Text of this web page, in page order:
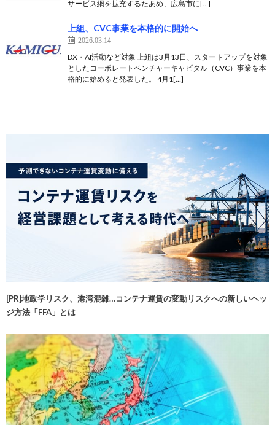
サービス網を拡充するたあめ、広島市に[…]
上組、CVC事業を本格的に開始へ
2026.03.14
DX・AI活動など対象 上組は3月13日、スタートアップを対象
としたコーポレートベンチャーキャピタル（CVC）事業を本
格的に始めると発表した。 4月1[…]
[PR]地政学リスク、港湾混雑…コンテナ運賃の変動リスクへの新しいヘッ
ジ方法「FFA」とは